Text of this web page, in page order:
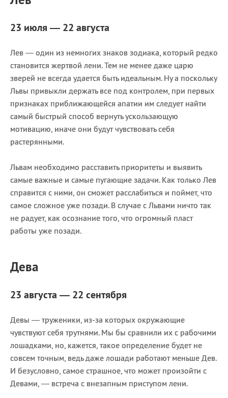
23 июля — 22 августа
Лев — один из немногих знаков зодиака, который редко
становится жертвой лени. Тем не менее даже царю
зверей не всегда удается быть идеальным. Ну а поскольку
Львы привыкли держать все под контролем, при первых
признаках приближающейся апатии им следует найти
самый быстрый способ вернуть ускользающую
мотивацию, иначе они будут чувствовать себя
растерянными.
Львам необходимо расставить приоритеты и выявить
самые важные и самые пугающие задачи. Как только Лев
справится с ними, он сможет расслабиться и поймет, что
самое сложное уже позади. В случае с Львами ничто так
не радует, как осознание того, что огромный пласт
работы уже позади.
Дева
23 августа — 22 сентября
Девы — труженики, из-за которых окружающие
чувствуют себя трутнями. Мы бы сравнили их с рабочими
лошадками, но, кажется, такое определение будет не
совсем точным, ведь даже лошади работают меньше Дев.
И безусловно, самое страшное, что может произойти с
Девами, — встреча с внезапным приступом лени.